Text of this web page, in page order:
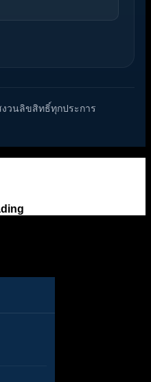
งวนลิขสิทธิ์ทุกประการ